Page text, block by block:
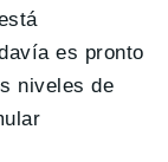
es pronto
niveles de